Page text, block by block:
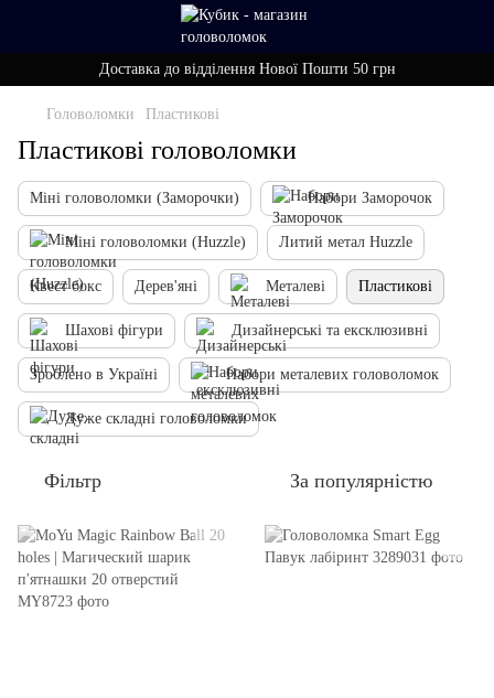
Доставка до відділення Нової Пошти 50 грн
Головоломки Пластикові
Пластикові головоломки
Міні головоломки (Заморочки) Набори Заморочок
Міні головоломки (Huzzle) Литий метал Huzzle
Квест бокс Дерев'яні Металеві Пластикові
Шахові фігури Дизайнерські та ексклюзивні
Зроблено в Україні Набори металевих головоломок
Дуже складні головоломки
Фільтр За популярністю